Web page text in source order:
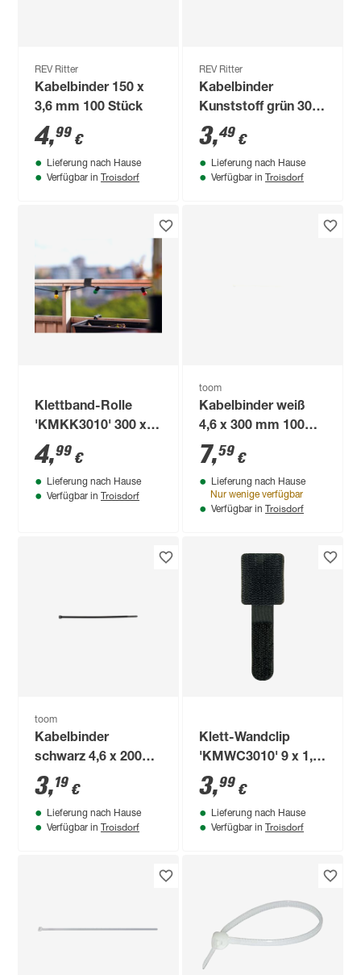
REV Ritter
Kabelbinder 150 x
3,6 mm 100 Stück
4,99 €
Lieferung nach Hause
Verfügbar in Troisdorf
REV Ritter
Kabelbinder
Kunststoff grün 300
x 4,8 mm 25 Stück
3,49 €
Lieferung nach Hause
Verfügbar in Troisdorf
Klettband-Rolle
'KMKK3010' 300 x
1,2 x 0,2 cm
4,99 €
Lieferung nach Hause
Verfügbar in Troisdorf
toom
Kabelbinder weiß
4,6 x 300 mm 100
Stück
7,59 €
Lieferung nach Hause
Nur wenige verfügbar
Verfügbar in Troisdorf
toom
Kabelbinder
schwarz 4,6 x 200
mm 25 Stück
3,19 €
Lieferung nach Hause
Verfügbar in Troisdorf
Klett-Wandclip
'KMWC3010' 9 x 1,2
x 0,2 cm 10 Stück
3,99 €
Lieferung nach Hause
Verfügbar in Troisdorf